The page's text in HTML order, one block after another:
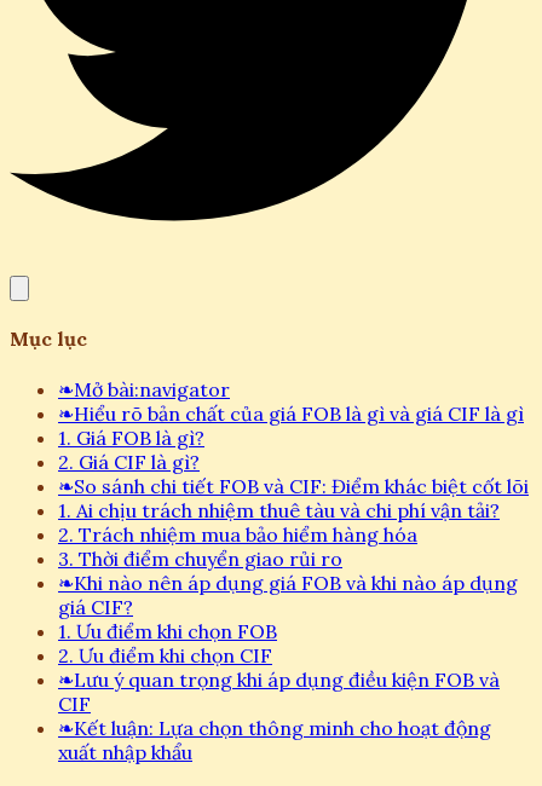
Mục lục
❧Mở bài:navigator
❧Hiểu rõ bản chất của giá FOB là gì và giá CIF là gì
1. Giá FOB là gì?
2. Giá CIF là gì?
❧So sánh chi tiết FOB và CIF: Điểm khác biệt cốt lõi
1. Ai chịu trách nhiệm thuê tàu và chi phí vận tải?
2. Trách nhiệm mua bảo hiểm hàng hóa
3. Thời điểm chuyển giao rủi ro
❧Khi nào nên áp dụng giá FOB và khi nào áp dụng
giá CIF?
1. Ưu điểm khi chọn FOB
2. Ưu điểm khi chọn CIF
❧Lưu ý quan trọng khi áp dụng điều kiện FOB và
CIF
❧Kết luận: Lựa chọn thông minh cho hoạt động
xuất nhập khẩu